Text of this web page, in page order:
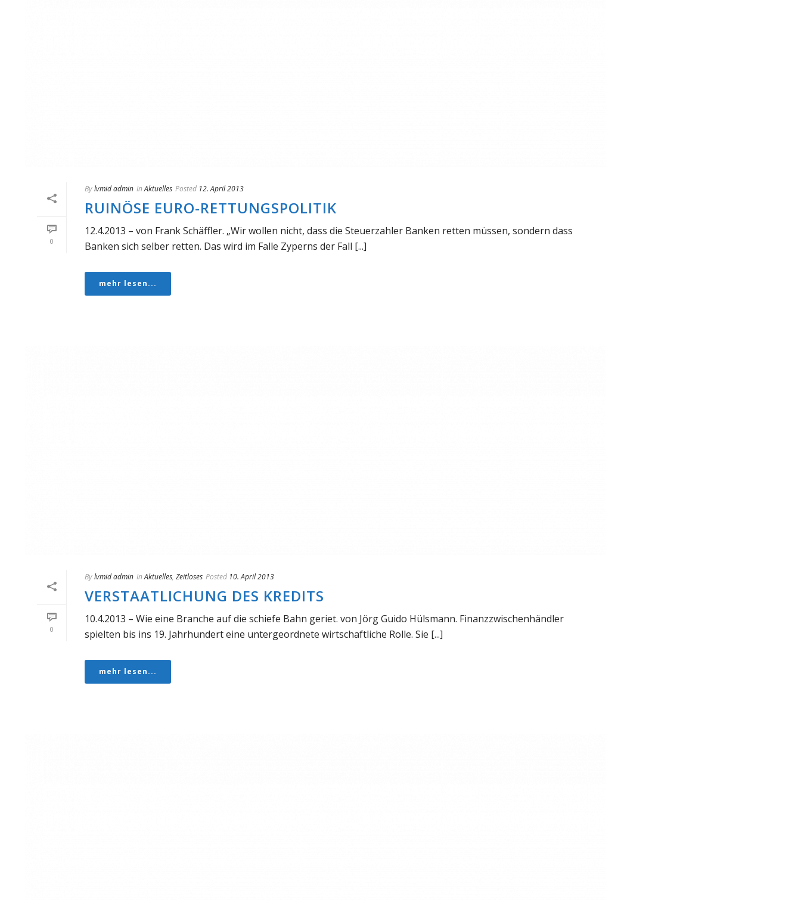
0
Bylvmid admin In Aktuelles Posted 12. April 2013
RUINÖSE EURO-RETTUNGSPOLITIK
12.4.2013 – von Frank Schäffler. „Wir wollen nicht, dass die Steuerzahler Banken retten müssen, sondern dass
Banken sich selber retten. Das wird im Falle Zyperns der Fall [...]
mehr lesen...
0
Bylvmid admin In Aktuelles, Zeitloses Posted 10. April 2013
VERSTAATLICHUNG DES KREDITS
10.4.2013 – Wie eine Branche auf die schiefe Bahn geriet. von Jörg Guido Hülsmann. Finanzzwischenhändler
spielten bis ins 19. Jahrhundert eine untergeordnete wirtschaftliche Rolle. Sie [...]
mehr lesen...